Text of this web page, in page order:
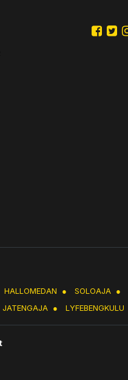
HALLOMEDAN ● SOLOAJA ●
JATENGAJA ● LYFEBENGKULU